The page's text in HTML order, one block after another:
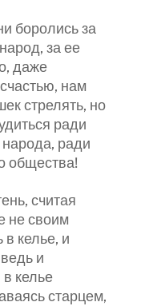
боролись за
за ее
даже
нам
стрелять, но
ради
ради
общества!
считая
не своим
келье, и
и
келье
старцем,